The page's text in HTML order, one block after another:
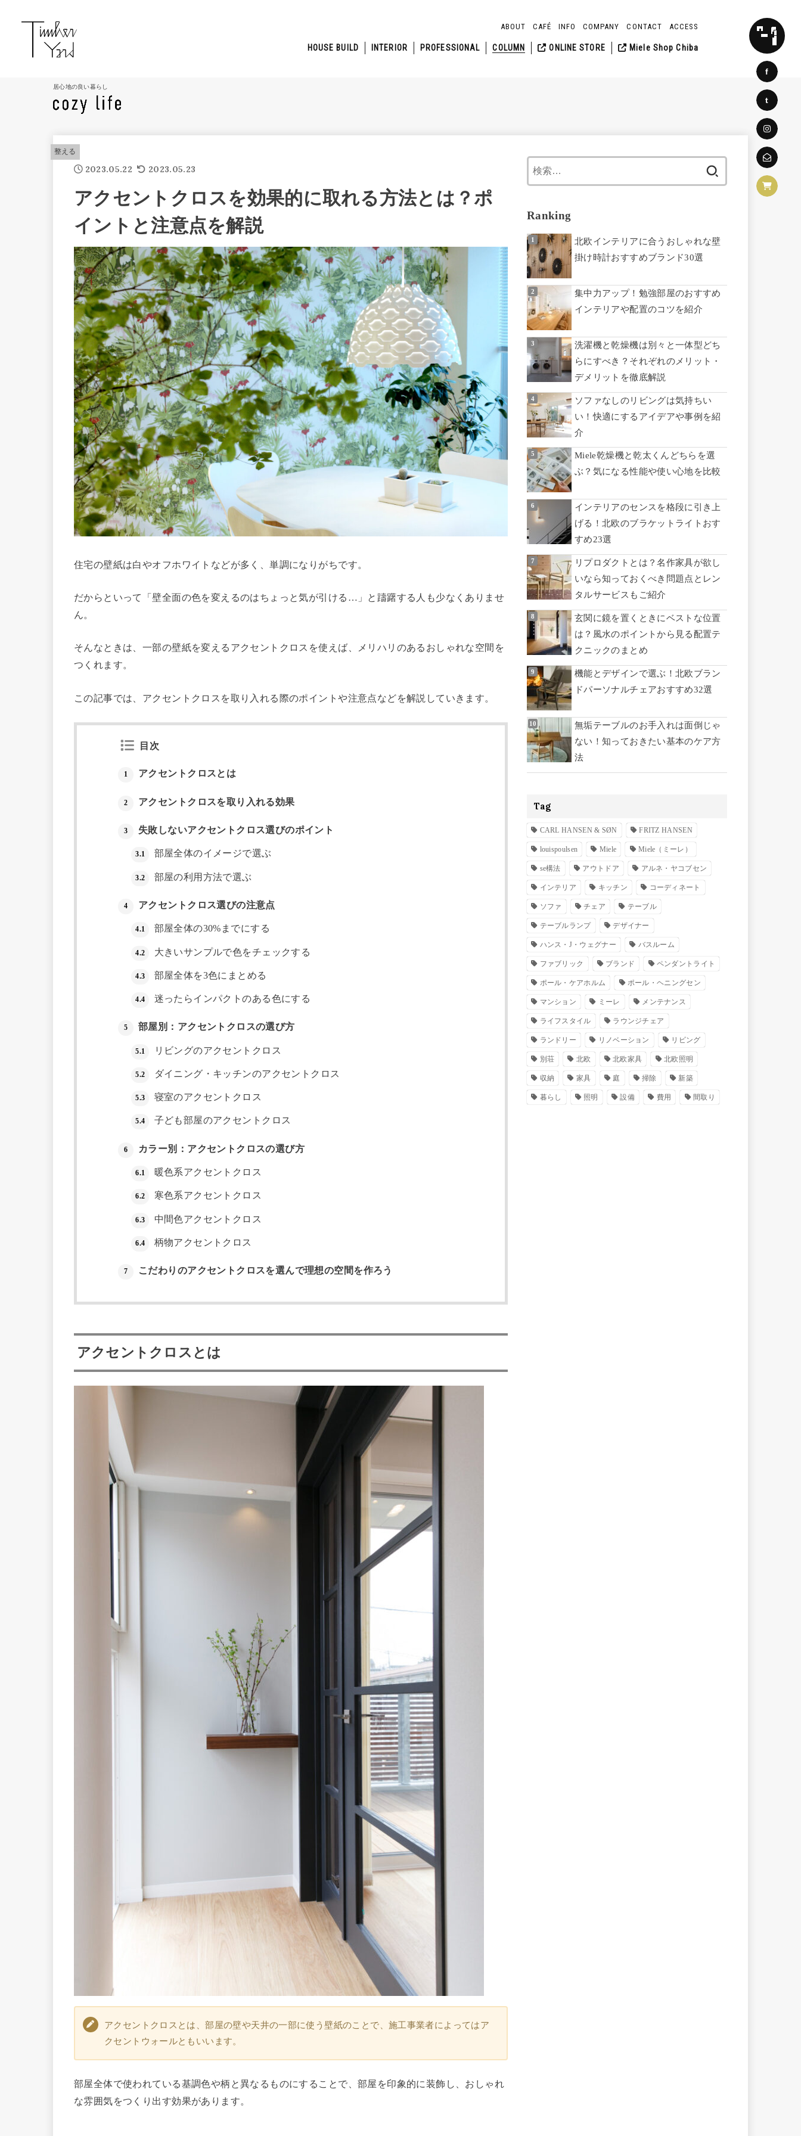
f
t
HOUSE BUILD INTERIOR PROFESSIONAL COLUMN ONLINE STORE Miele Shop Chiba
ABOUT CAFÉ INFO COMPANY CONTACT ACCESS
居心地の良い暮らし
SEARCH
整える
2023.05.22 2023.05.23
アクセントクロスを効果的に取れる方法とは？ポ
イントと注意点を解説
住宅の壁紙は白やオフホワイトなどが多く、単調になりがちです。
だからといって「壁全面の色を変えるのはちょっと気が引ける…」と躊躇する人も少なくありませ
ん。
そんなときは、一部の壁紙を変えるアクセントクロスを使えば、メリハリのあるおしゃれな空間を
つくれます。
この記事では、アクセントクロスを取り入れる際のポイントや注意点などを解説していきます。
目次
1 アクセントクロスとは
2 アクセントクロスを取り入れる効果
3 失敗しないアクセントクロス選びのポイント
3.1 部屋全体のイメージで選ぶ
3.2 部屋の利用方法で選ぶ
4 アクセントクロス選びの注意点
4.1 部屋全体の30%までにする
4.2 大きいサンプルで色をチェックする
4.3 部屋全体を3色にまとめる
4.4 迷ったらインパクトのある色にする
5 部屋別：アクセントクロスの選び方
5.1 リビングのアクセントクロス
5.2 ダイニング・キッチンのアクセントクロス
5.3 寝室のアクセントクロス
5.4 子ども部屋のアクセントクロス
6 カラー別：アクセントクロスの選び方
6.1 暖色系アクセントクロス
6.2 寒色系アクセントクロス
6.3 中間色アクセントクロス
6.4 柄物アクセントクロス
7 こだわりのアクセントクロスを選んで理想の空間を作ろう
アクセントクロスとは
アクセントクロスとは、部屋の壁や天井の一部に使う壁紙のことで、施工事業者によってはア
クセントウォールともいいます。
部屋全体で使われている基調色や柄と異なるものにすることで、部屋を印象的に装飾し、おしゃれ
な雰囲気をつくり出す効果があります。
Ranking
北欧インテリアに合うおしゃれな壁
掛け時計おすすめブランド30選
集中力アップ！勉強部屋のおすすめ
インテリアや配置のコツを紹介
洗濯機と乾燥機は別々と一体型どち
らにすべき？それぞれのメリット・
デメリットを徹底解説
ソファなしのリビングは気持ちい
い！快適にするアイデアや事例を紹
介
Miele乾燥機と乾太くんどちらを選
ぶ？気になる性能や使い心地を比較
インテリアのセンスを格段に引き上
げる！北欧のブラケットライトおす
すめ23選
リプロダクトとは？名作家具が欲し
いなら知っておくべき問題点とレン
タルサービスもご紹介
玄関に鏡を置くときにベストな位置
は？風水のポイントから見る配置テ
クニックのまとめ
機能とデザインで選ぶ！北欧ブラン
ドパーソナルチェアおすすめ32選
無垢テーブルのお手入れは面倒じゃ
ない！知っておきたい基本のケア方
法
Tag
CARL HANSEN & SØN FRITZ HANSEN
louispoulsen Miele Miele（ミーレ）
se構法 アウトドア アルネ・ヤコブセン
インテリア キッチン コーディネート
ソファ チェア テーブル
テーブルランプ デザイナー
ハンス・J・ウェグナー バスルーム
ファブリック ブランド ペンダントライト
ポール・ケアホルム ポール・ヘニングセン
マンション ミーレ メンテナンス
ライフスタイル ラウンジチェア
ランドリー リノベーション リビング
別荘 北欧 北欧家具 北欧照明
収納 家具 庭 掃除 新築
暮らし 照明 設備 費用 間取り